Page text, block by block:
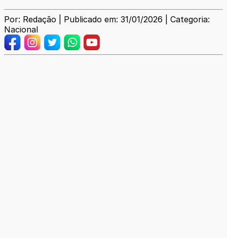
Por: Redação | Publicado em: 31/01/2026 | Categoria:
Nacional